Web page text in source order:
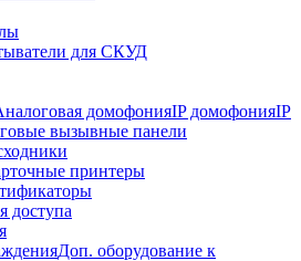
для СКУД
домофонияIP домофонияIP
вызывные панели
принтеры
доступа
Доп. оборудование к